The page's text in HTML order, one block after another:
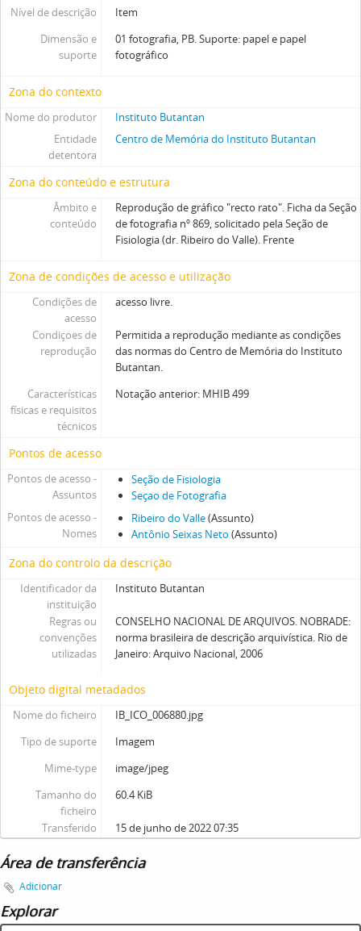
Nível de descrição
Item
Dimensão e
suporte
01 fotografia, PB. Suporte: papel e papel
fotográfico
Zona do contexto
Nome do produtor
Instituto Butantan
Entidade
detentora
Centro de Memória do Instituto Butantan
Zona do conteúdo e estrutura
Âmbito e
conteúdo
Reprodução de gráfico "recto rato". Ficha da Seção
de fotografia nº 869, solicitado pela Seção de
Fisiologia (dr. Ribeiro do Valle). Frente
Zona de condições de acesso e utilização
Condições de
acesso
acesso livre.
Condiçoes de
reprodução
Permitida a reprodução mediante as condições
das normas do Centro de Memória do Instituto
Butantan.
Características
físicas e requisitos
técnicos
Notação anterior: MHIB 499
Pontos de acesso
Pontos de acesso -
Assuntos
Seção de Fisiologia
Seçao de Fotografia
Pontos de acesso -
Nomes
Ribeiro do Valle(Assunto)
Antônio Seixas Neto (Assunto)
Zona do controlo da descrição
Identificador da
instituição
Instituto Butantan
Regras ou
convenções
utilizadas
CONSELHO NACIONAL DE ARQUIVOS. NOBRADE:
norma brasileira de descrição arquivística. Rio de
Janeiro: Arquivo Nacional, 2006
Objeto digital metadados
Nome do ficheiro
IB_ICO_006880.jpg
Tipo de suporte
Imagem
Mime-type
image/jpeg
Tamanho do
ficheiro
60.4 KiB
Transferido 15 de junho de 2022 07:35
Área de transferência
Adicionar
Explorar